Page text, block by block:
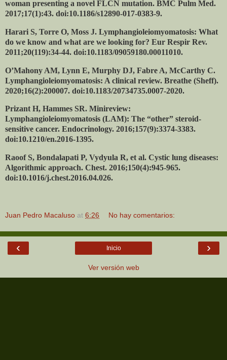
woman presenting a novel FLCN mutation. BMC Pulm Med.
2017;17(1):43. doi:10.1186/s12890-017-0383-9.
Harari S, Torre O, Moss J. Lymphangioleiomyomatosis: What
do we know and what are we looking for? Eur Respir Rev.
2011;20(119):34-44. doi:10.1183/09059180.00011010.
O’Mahony AM, Lynn E, Murphy DJ, Fabre A, McCarthy C.
Lymphangioleiomyomatosis: A clinical review. Breathe (Sheff).
2020;16(2):200007. doi:10.1183/20734735.0007-2020.
Prizant H, Hammes SR. Minireview:
Lymphangioleiomyomatosis (LAM): The “other” steroid-
sensitive cancer. Endocrinology. 2016;157(9):3374-3383.
doi:10.1210/en.2016-1395.
Raoof S, Bondalapati P, Vydyula R, et al. Cystic lung diseases:
Algorithmic approach. Chest. 2016;150(4):945-965.
doi:10.1016/j.chest.2016.04.026.
Juan Pedro Macaluso at 6:26 No hay comentarios:
‹ ›
Inicio
Ver versión web